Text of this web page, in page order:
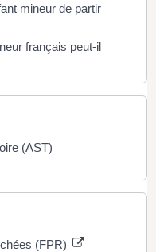
mineur de partir
français peut-il
(AST)
(FPR)